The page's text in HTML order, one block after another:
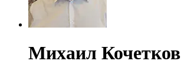
Михаил Кочетков